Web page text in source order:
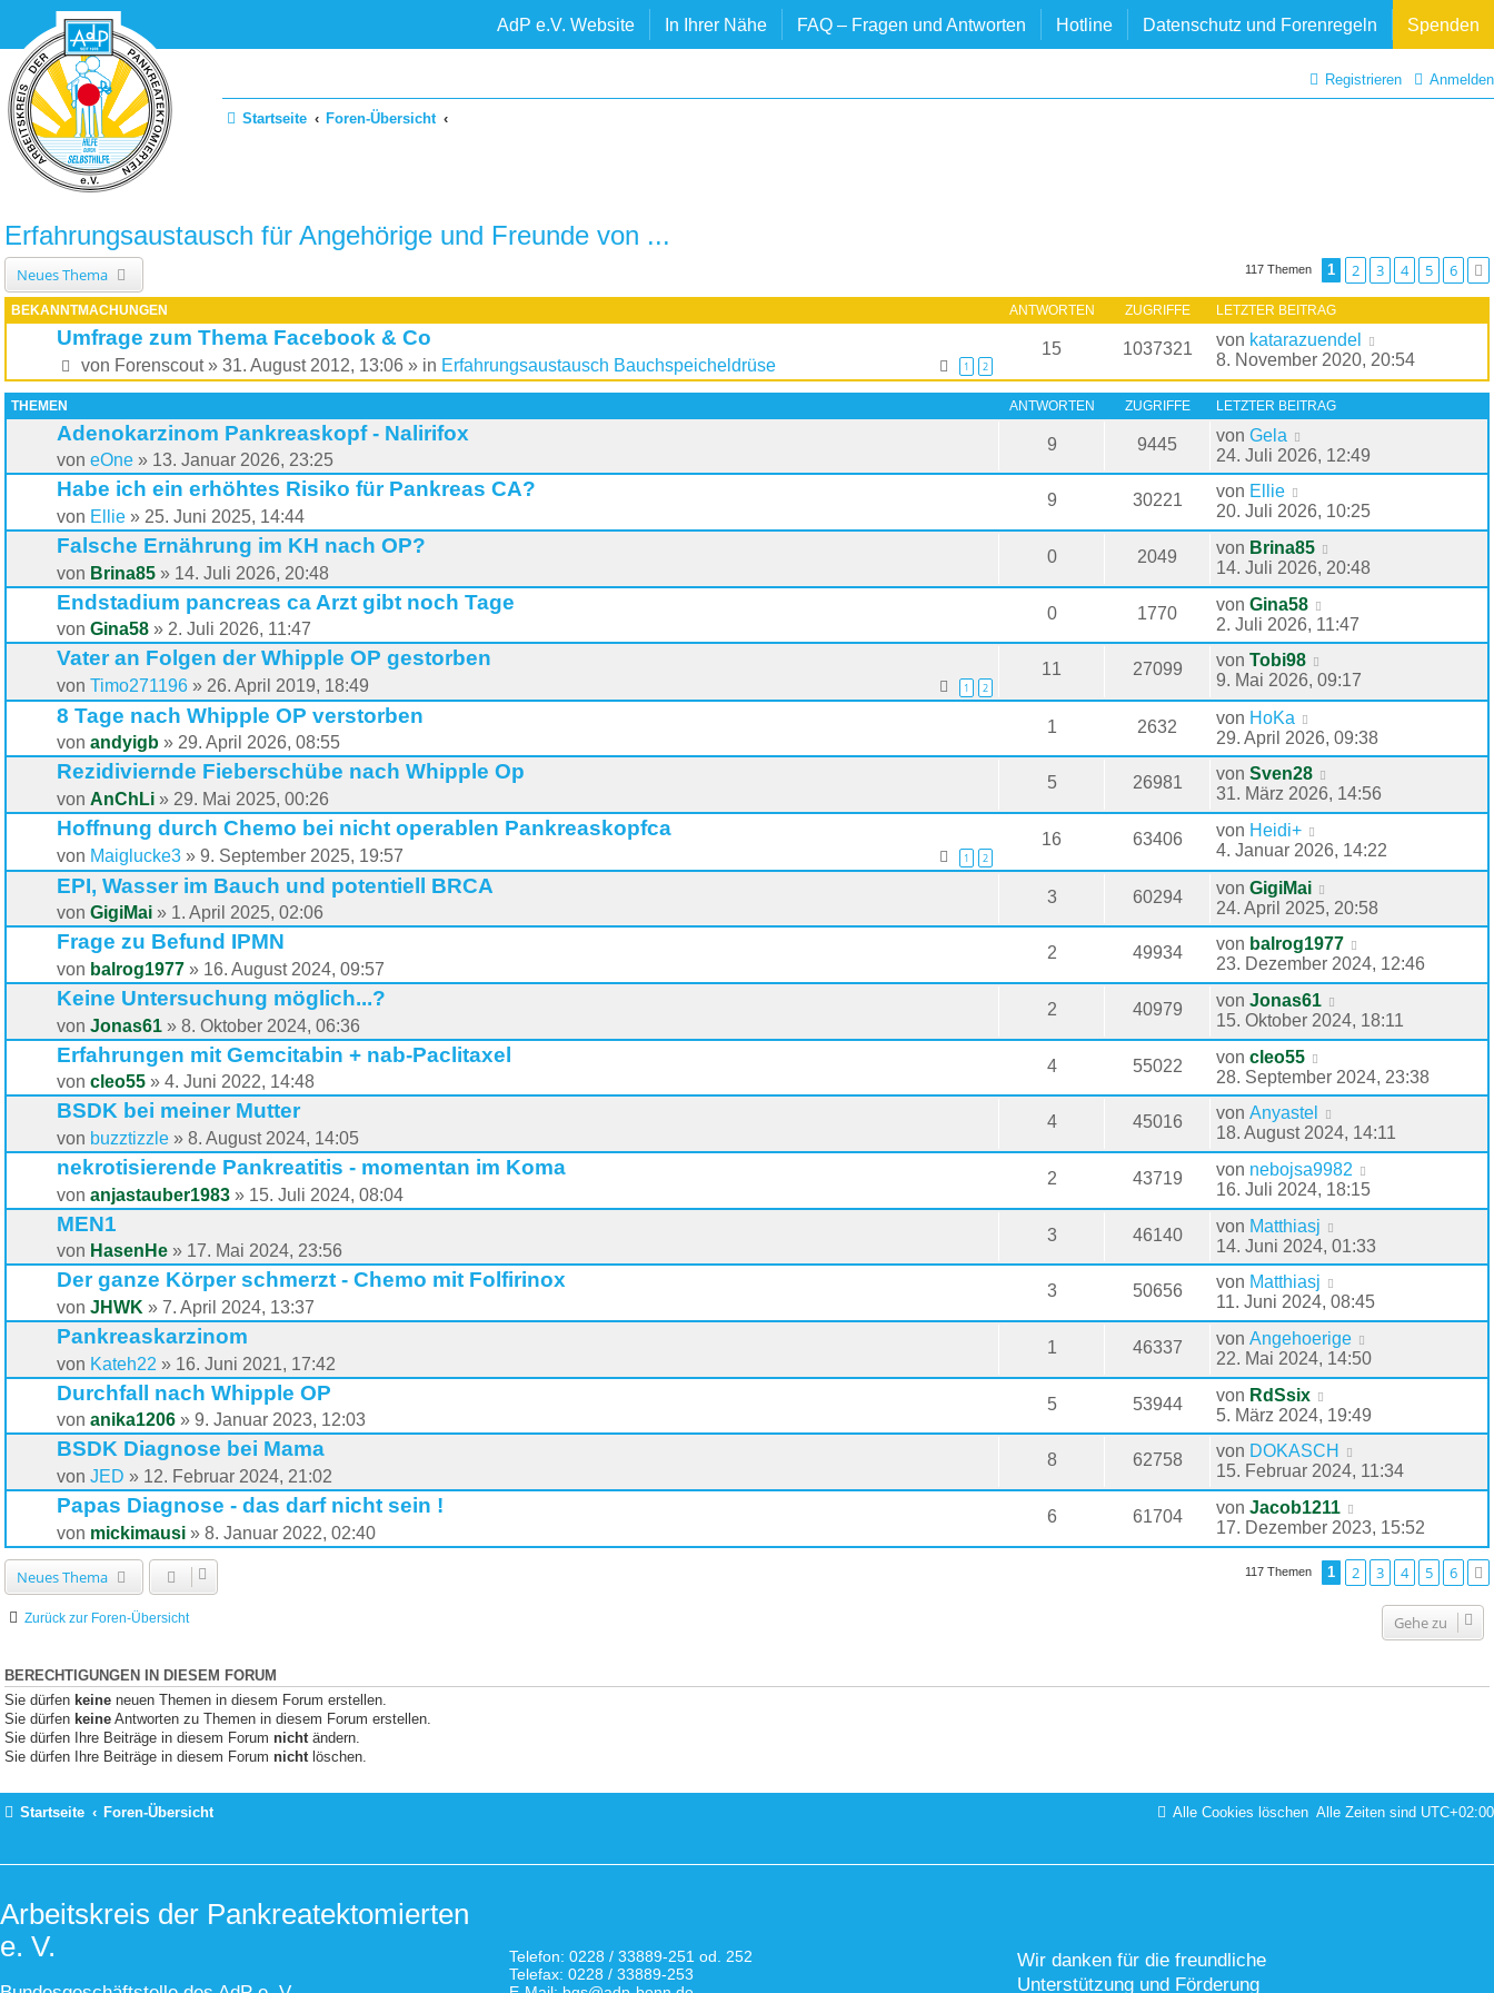
AdP e.V. Website In Ihrer Nähe FAQ – Fragen und Antworten Hotline Datenschutz und Forenregeln Spenden
Anmelden
Registrieren
Startseite Foren-Übersicht
Erfahrungsaustausch für Angehörige und Freunde von ...
Neues Thema 117 Themen 1 2 3 4 5 6
BEKANNTMACHUNGEN ANTWORTEN ZUGRIFFE LETZTER BEITRAG
Umfrage zum Thema Facebook & Co
von Forenscout» 31. August 2012, 13:06 » in Erfahrungsaustausch Bauchspeicheldrüse 1 2
15 1037321 von katarazuendel
8. November 2020, 20:54
THEMEN ANTWORTEN ZUGRIFFE LETZTER BEITRAG
Adenokarzinom Pankreaskopf - Nalirifox
von eOne » 13. Januar 2026, 23:25
9 9445 von Gela
24. Juli 2026, 12:49
Habe ich ein erhöhtes Risiko für Pankreas CA?
von Ellie » 25. Juni 2025, 14:44
9 30221 von Ellie
20. Juli 2026, 10:25
Falsche Ernährung im KH nach OP?
von Brina85 » 14. Juli 2026, 20:48
0 2049 von Brina85
14. Juli 2026, 20:48
Endstadium pancreas ca Arzt gibt noch Tage
von Gina58 » 2. Juli 2026, 11:47
0 1770 von Gina58
2. Juli 2026, 11:47
Vater an Folgen der Whipple OP gestorben
von Timo271196 » 26. April 2019, 18:49 1 2
11 27099 von Tobi98
9. Mai 2026, 09:17
8 Tage nach Whipple OP verstorben
von andyigb » 29. April 2026, 08:55
1 2632 von HoKa
29. April 2026, 09:38
Rezidiviernde Fieberschübe nach Whipple Op
von AnChLi » 29. Mai 2025, 00:26
5 26981 von Sven28
31. März 2026, 14:56
Hoffnung durch Chemo bei nicht operablen Pankreaskopfca
von Maiglucke3 » 9. September 2025, 19:57 1 2
16 63406 von Heidi+
4. Januar 2026, 14:22
EPI, Wasser im Bauch und potentiell BRCA
von GigiMai » 1. April 2025, 02:06
3 60294 von GigiMai
24. April 2025, 20:58
Frage zu Befund IPMN
von balrog1977 » 16. August 2024, 09:57
2 49934 von balrog1977
23. Dezember 2024, 12:46
Keine Untersuchung möglich...?
von Jonas61 » 8. Oktober 2024, 06:36
2 40979 von Jonas61
15. Oktober 2024, 18:11
Erfahrungen mit Gemcitabin + nab-Paclitaxel
von cleo55 » 4. Juni 2022, 14:48
4 55022 von cleo55
28. September 2024, 23:38
BSDK bei meiner Mutter
von buzztizzle » 8. August 2024, 14:05
4 45016 von Anyastel
18. August 2024, 14:11
nekrotisierende Pankreatitis - momentan im Koma
von anjastauber1983 » 15. Juli 2024, 08:04
2 43719 von nebojsa9982
16. Juli 2024, 18:15
MEN1
von HasenHe » 17. Mai 2024, 23:56
3 46140 von Matthiasj
14. Juni 2024, 01:33
Der ganze Körper schmerzt - Chemo mit Folfirinox
von JHWK » 7. April 2024, 13:37
3 50656 von Matthiasj
11. Juni 2024, 08:45
Pankreaskarzinom
von Kateh22 » 16. Juni 2021, 17:42
1 46337 von Angehoerige
22. Mai 2024, 14:50
Durchfall nach Whipple OP
von anika1206 » 9. Januar 2023, 12:03
5 53944 von RdSsix
5. März 2024, 19:49
BSDK Diagnose bei Mama
von JED » 12. Februar 2024, 21:02
8 62758 von DOKASCH
15. Februar 2024, 11:34
Papas Diagnose - das darf nicht sein !
von mickimausi » 8. Januar 2022, 02:40
6 61704 von Jacob1211
17. Dezember 2023, 15:52
Neues Thema 117 Themen 1 2 3 4 5 6
Zurück zur Foren-Übersicht Gehe zu
BERECHTIGUNGEN IN DIESEM FORUM
Sie dürfen keine neuen Themen in diesem Forum erstellen.
Sie dürfen keine Antworten zu Themen in diesem Forum erstellen.
Sie dürfen Ihre Beiträge in diesem Forum nicht ändern.
Sie dürfen Ihre Beiträge in diesem Forum nicht löschen.
Startseite Foren-Übersicht Alle Zeiten sind UTC+02:00
Alle Cookies löschen
Arbeitskreis der Pankreatektomierten
e. V.
Telefon: 0228 / 33889-251 od. 252
Telefax: 0228 / 33889-253
Wir danken für die freundliche
Unterstützung und Förderung